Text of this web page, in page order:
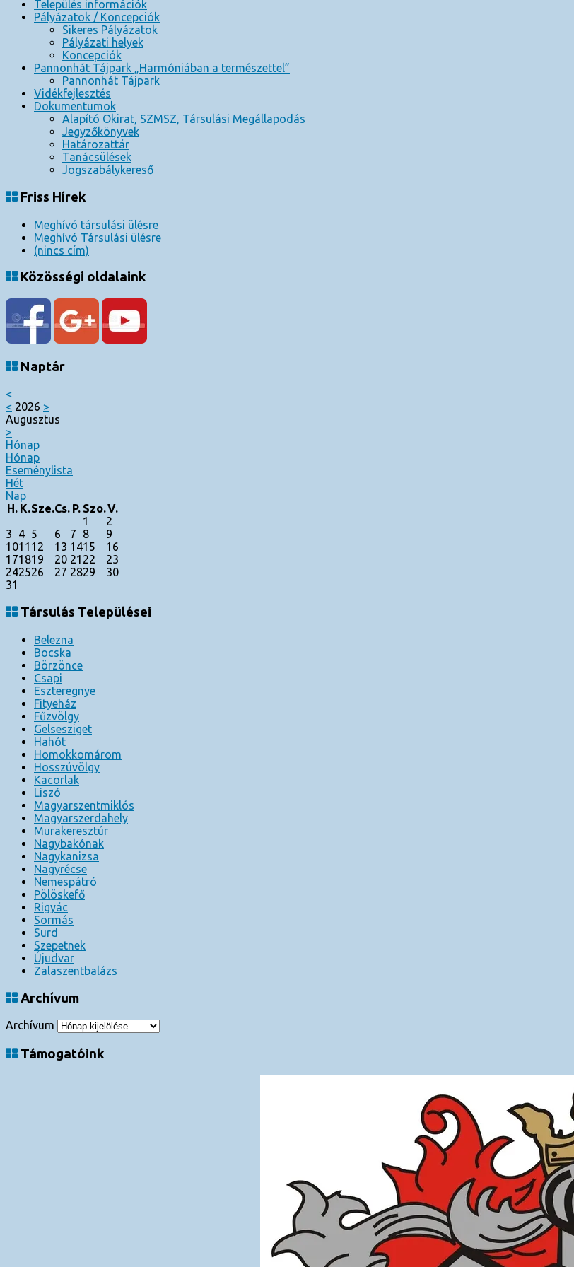
Település információk
Pályázatok / Koncepciók
Sikeres Pályázatok
Pályázati helyek
Koncepciók
Pannonhát Tájpark „Harmóniában a természettel”
Pannonhát Tájpark
Vidékfejlesztés
Dokumentumok
Alapító Okirat, SZMSZ, Társulási Megállapodás
Jegyzőkönyvek
Határozattár
Tanácsülések
Jogszabálykereső
Friss Hírek
Meghívó társulási ülésre
Meghívó Társulási ülésre
(nincs cím)
Közösségi oldalaink
Naptár
<
< 2026 >
Augusztus
>
Hónap
Hónap
Eseménylista
Hét
Nap
H. K.Sze.Cs. P. Szo.V.
1
2
3
4 5 6 7 8
9
1011 12 13 1415
16
171819 20 21 22
23
242526 27 2829
30
31
Társulás Települései
Belezna
Bocska
Börzönce
Csapi
Eszteregnye
Fityeház
Fűzvölgy
Gelsesziget
Hahót
Homokkomárom
Hosszúvölgy
Kacorlak
Liszó
Magyarszentmiklós
Magyarszerdahely
Murakeresztúr
Nagybakónak
Nagykanizsa
Nagyrécse
Nemespátró
Pölöskefő
Rigyác
Sormás
Surd
Szepetnek
Újudvar
Zalaszentbalázs
Archívum
Archívum
Támogatóink